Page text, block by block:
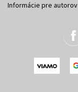
Informácie pre autorov